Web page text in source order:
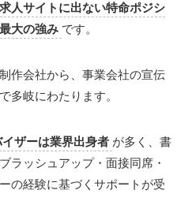
人サイトに出ない特命ポジシ
大の強み です。
作会社から、事業会社の宣伝
多岐にわたります。
イザーは業界出身者 が多く、書
ラッシュアップ・面接同席・
の経験に基づくサポートが受